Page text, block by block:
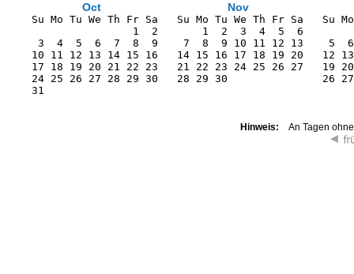
Oct Nov
Su Mo Tu We Th Fr Sa   Su Mo Tu We Th Fr Sa   Su
1  2       1  2  3  4  5  6
3  4  5  6  7  8  9    7  8  9 10 11 12 13    5
10 11 12 13 14 15 16   14 15 16 17 18 19 20   12
17 18 19 20 21 22 23   21 22 23 24 25 26 27   19
24 25 26 27 28 29 30   28 29 30               26
Hinweis: An Tagen